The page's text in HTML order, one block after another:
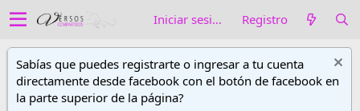
Iniciar sesión Registro
Sabías que puedes registrarte o ingresar a tu cuenta
directamente desde facebook con el botón de facebook en
la parte superior de la página?